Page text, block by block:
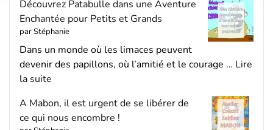
Découvrez Patabulle dans une Aventure
Enchantée pour Petits et Grands
par Stéphanie
Dans un monde où les limaces peuvent
devenir des papillons, où l’amitié et le courage … Lire
la suite
A Mabon, il est urgent de se libérer de
ce qui nous encombre !